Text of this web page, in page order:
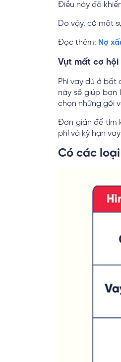
Điều này đã
Do vậy, có một
Đọc thêm: Nợ
Vụt mất cơ
Phí vay dù ở bất
này sẽ giúp
chọn những gói
Đơn giản để tìm
phí và kỳ hạn
Có các